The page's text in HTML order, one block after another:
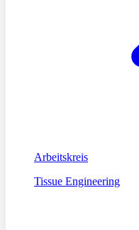
Arbeitskreis
Tissue Engineering